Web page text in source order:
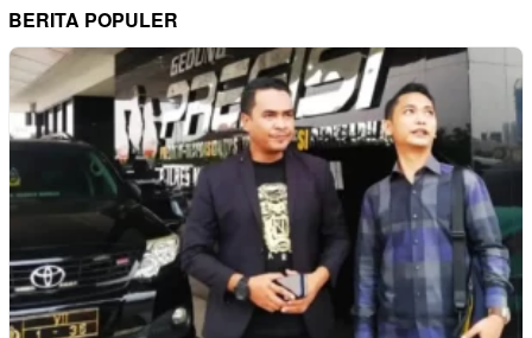
BERITA POPULER